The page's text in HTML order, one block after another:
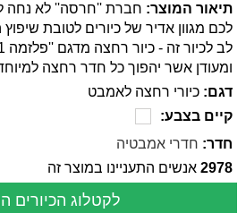
תיאור המוצר: חברת ''חרסה'' לא נחה
לכם מגוון אדיר של כיורים לטובת
ומעודן אשר יהפוך כל חדר רחצה
דגם: כיורי רחצה לאמבט
קיים בצבע:
חדר: חדרי אמבטיה
2978 אנשים התעניינו במוצר זה
לקטלוג הכיורים